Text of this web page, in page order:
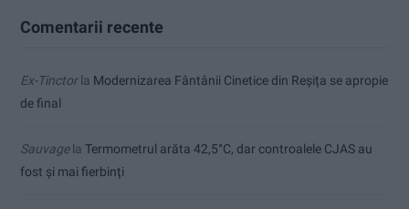
Comentarii recente
Ex-Tinctorla Modernizarea Fântânii Cinetice din Reșița se apropie
de final
Sauvagela Termometrul arăta 42,5°C, dar controalele CJAS au
fost și mai fierbinți